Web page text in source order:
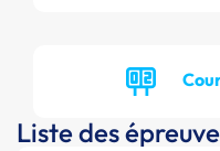
Liste des